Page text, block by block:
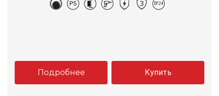
Подробнее Купить